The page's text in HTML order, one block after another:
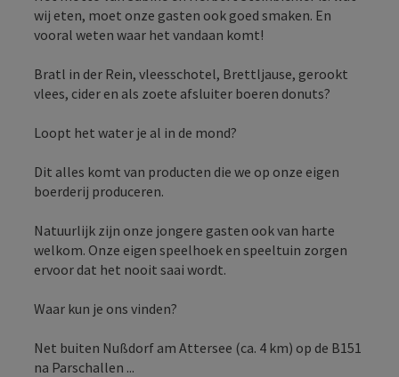
wij eten, moet onze gasten ook goed smaken. En
vooral weten waar het vandaan komt!
Bratl in der Rein, vleesschotel, Brettljause, gerookt
vlees, cider en als zoete afsluiter boeren donuts?
Loopt het water je al in de mond?
Dit alles komt van producten die we op onze eigen
boerderij produceren.
Natuurlijk zijn onze jongere gasten ook van harte
welkom. Onze eigen speelhoek en speeltuin zorgen
ervoor dat het nooit saai wordt.
Waar kun je ons vinden?
Net buiten Nußdorf am Attersee (ca. 4 km) op de B151
na Parschallen ...